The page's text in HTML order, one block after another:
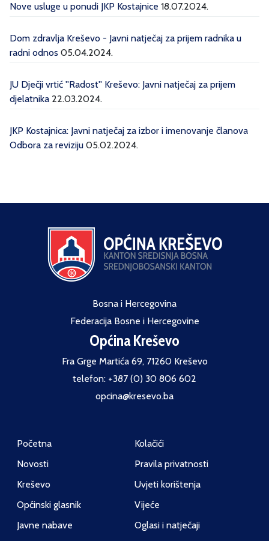
Nove usluge u ponudi JKP Kostajnice 18.07.2024.
Dom zdravlja Kreševo - Javni natječaj za prijem radnika u
radni odnos 05.04.2024.
JU Dječji vrtić ''Radost'' Kreševo: Javni natječaj za prijem
djelatnika 22.03.2024.
JKP Kostajnica: Javni natječaj za izbor i imenovanje članova
Odbora za reviziju 05.02.2024.
Bosna i Hercegovina
Federacija Bosne i Hercegovine
Općina Kreševo
Fra Grge Martića 69, 71260 Kreševo
telefon: +387 (0) 30 806 602
opcina@kresevo.ba
Početna
Novosti
Kreševo
Općinski glasnik
Javne nabave
Kolačići
Pravila privatnosti
Uvjeti korištenja
Vijeće
Oglasi i natječaji